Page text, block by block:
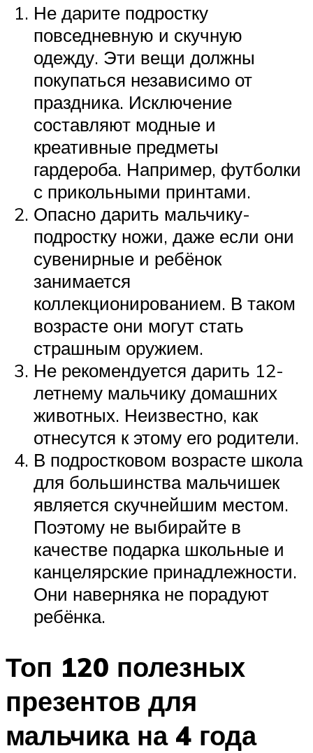
Не дарите подростку
повседневную и скучную
одежду. Эти вещи должны
покупаться независимо от
праздника. Исключение
составляют модные и
креативные предметы
гардероба. Например, футболки
с прикольными принтами.
Опасно дарить мальчику-
подростку ножи, даже если они
сувенирные и ребёнок
занимается
коллекционированием. В таком
возрасте они могут стать
страшным оружием.
Не рекомендуется дарить 12-
летнему мальчику домашних
животных. Неизвестно, как
отнесутся к этому его родители.
В подростковом возрасте школа
для большинства мальчишек
является скучнейшим местом.
Поэтому не выбирайте в
качестве подарка школьные и
канцелярские принадлежности.
Они наверняка не порадуют
ребёнка.
Топ 120 полезных
презентов для
мальчика на 4 года